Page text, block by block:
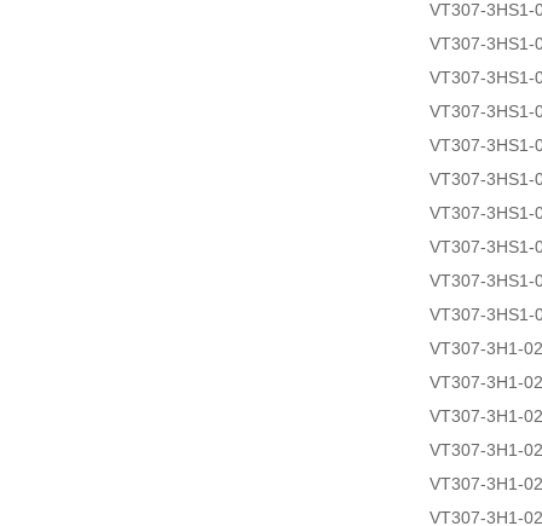
VT307-3HS1-
VT307-3HS1-
VT307-3HS1-
VT307-3HS1-
VT307-3HS1-
VT307-3HS1-
VT307-3HS1-
VT307-3HS1-
VT307-3HS1-
VT307-3HS1-
VT307-3H1-
VT307-3H1-
VT307-3H1-
VT307-3H1-
VT307-3H1-
VT307-3H1-